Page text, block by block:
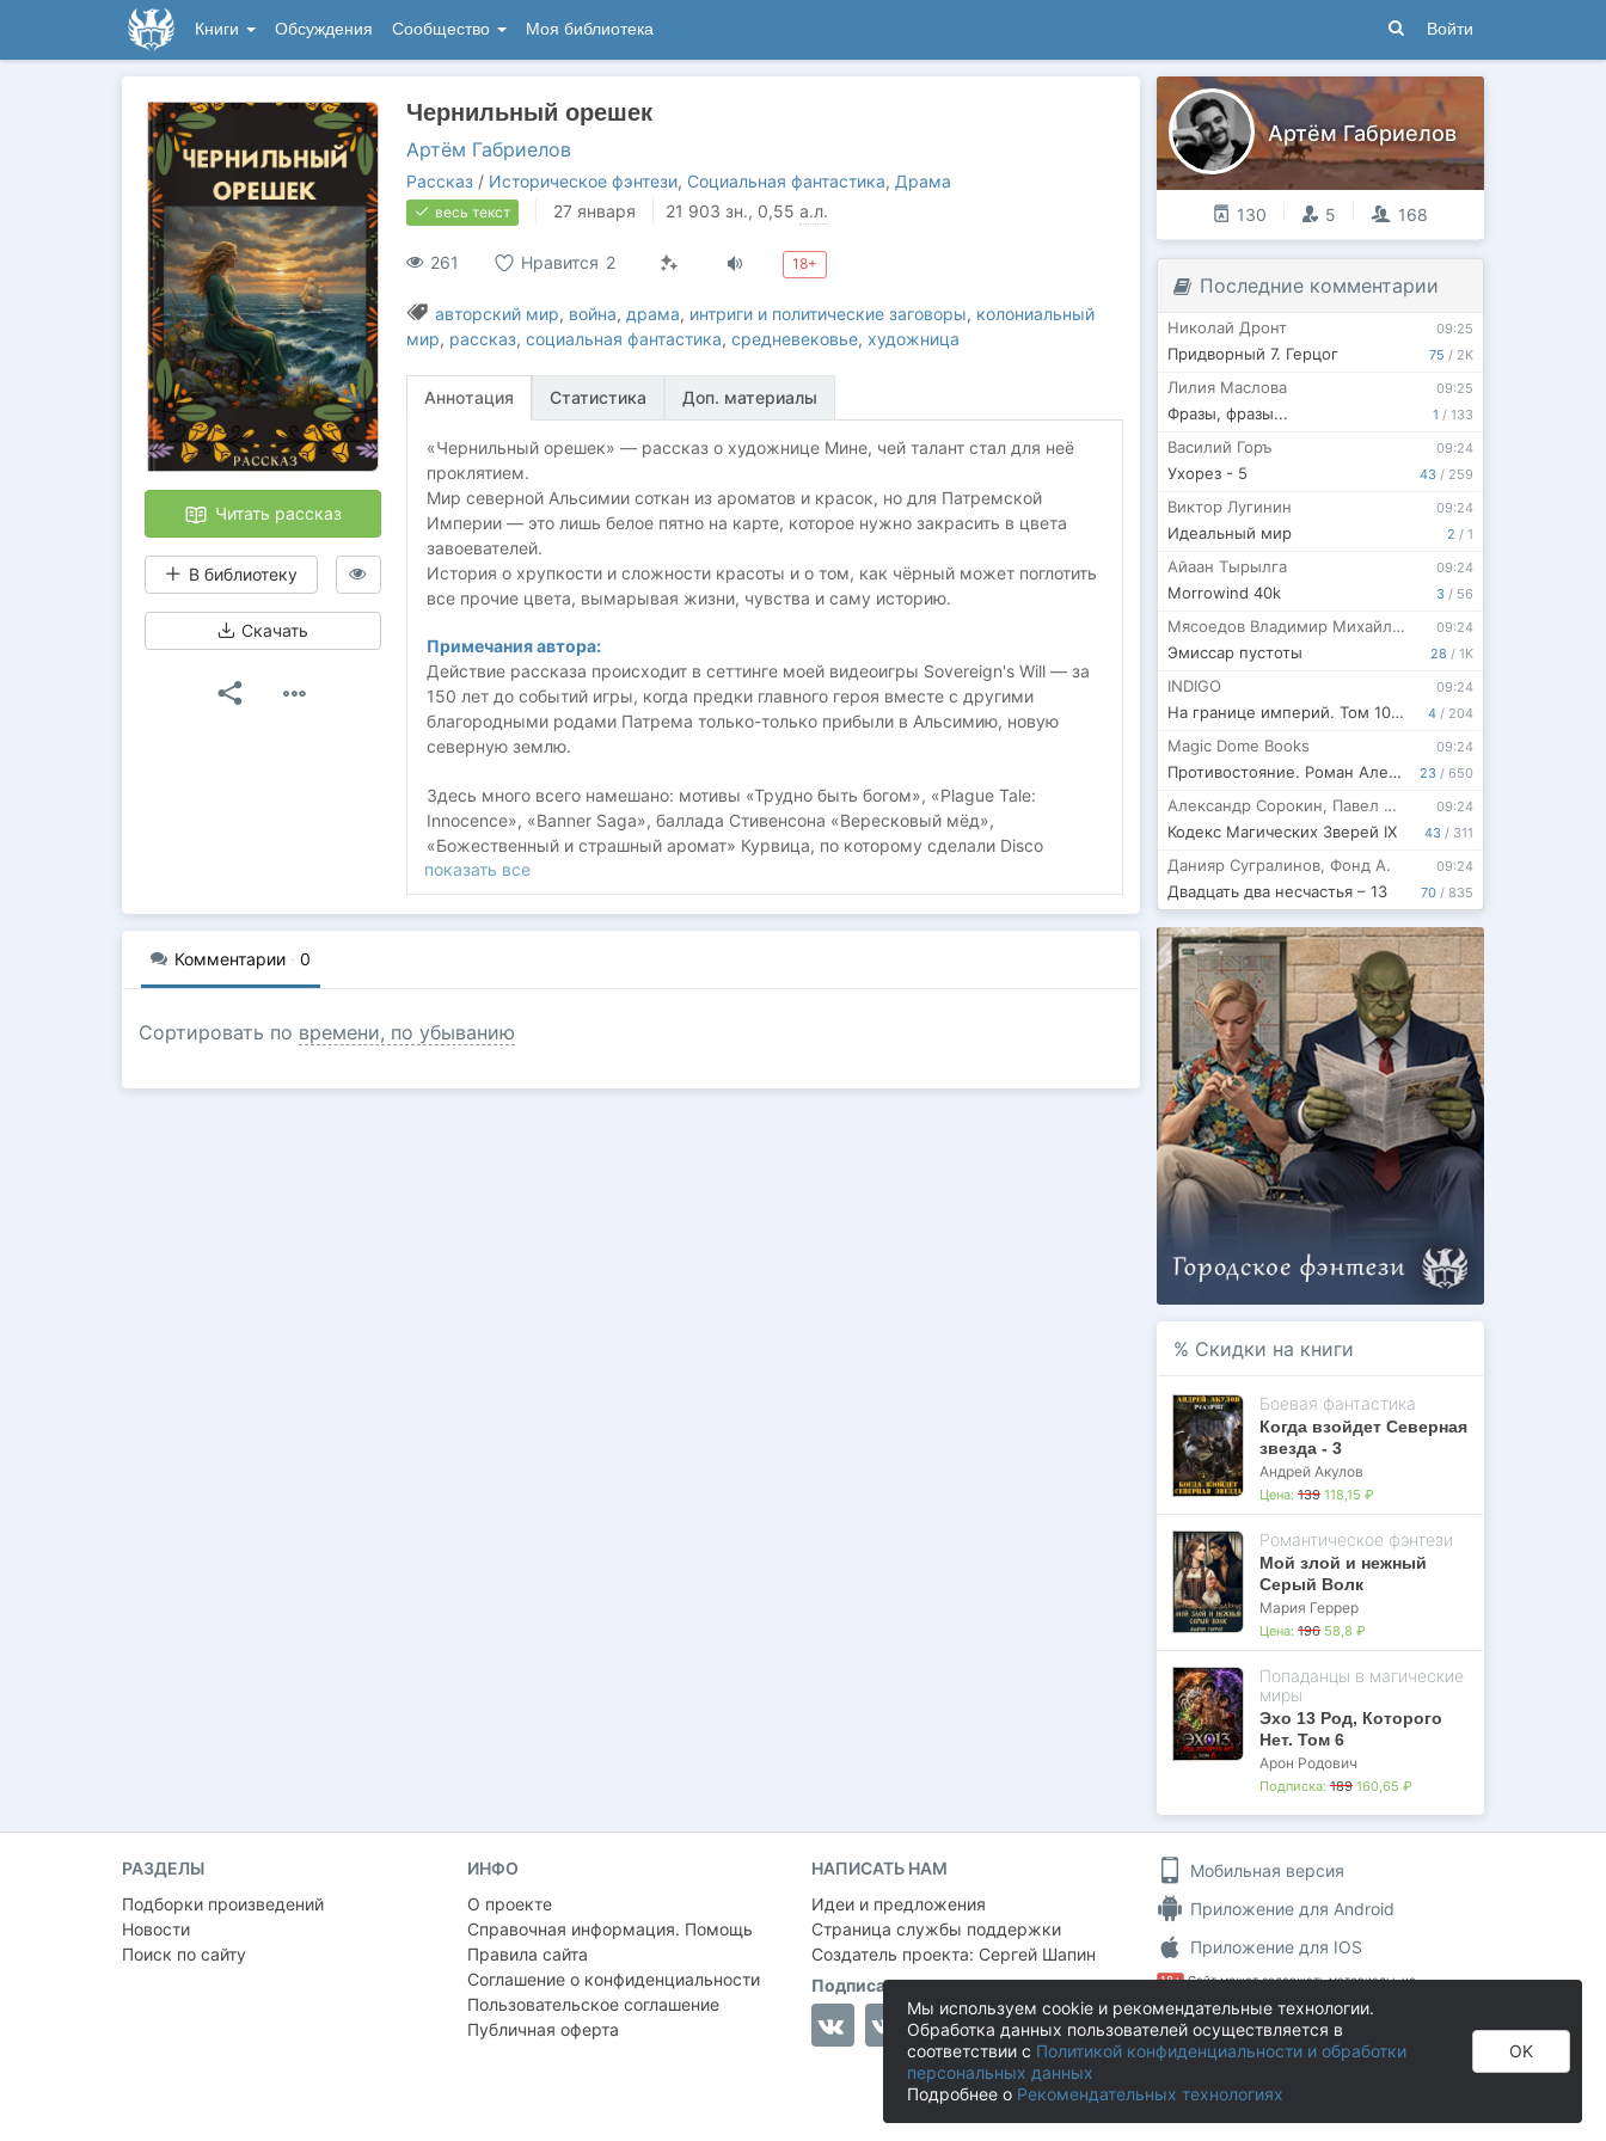
Книги Обсуждения Сообщество Моя библиотека Войти
Читать рассказ
В библиотеку
Скачать
Чернильный орешек
Артём Габриелов
Рассказ/ Историческое фэнтези, Социальная фантастика, Драма
весь текст 27 января 21 903 зн., 0,55 а.л.
261 Нравится 2 18+
авторский мир, война, драма, интриги и политические заговоры, колониальный
мир, рассказ, социальная фантастика, средневековье, художница
Аннотация Статистика Доп. материалы
«Чернильный орешек» — рассказ о художнице Мине, чей талант стал для неё
проклятием.
Мир северной Альсимии соткан из ароматов и красок, но для Патремской
Империи — это лишь белое пятно на карте, которое нужно закрасить в цвета
завоевателей.
История о хрупкости и сложности красоты и о том, как чёрный может поглотить
все прочие цвета, вымарывая жизни, чувства и саму историю.
Примечания автора:
Действие рассказа происходит в сеттинге моей видеоигры Sovereign's Will — за
150 лет до событий игры, когда предки главного героя вместе с другими
благородными родами Патрема только-только прибыли в Альсимию, новую
северную землю.
Здесь много всего намешано: мотивы «Трудно быть богом», «Plague Tale:
Innocence», «Banner Saga», баллада Стивенсона «Вересковый мёд»,
«Божественный и страшный аромат» Курвица, по которому сделали Disco
Elysium, и даже моё увлечение покрасом миниатюр — это вообще краеугольный
камень сюжета.
показать все
Комментарии · 0
Сортировать по времени, по убыванию
Артём Габриелов
130 5 168
Последние комментарии
75 / 2K
09:25
Николай Дронт
Придворный 7. Герцог
1 / 133
09:25
Лилия Маслова
Фразы, фразы...
43 / 259
09:24
Василий Горъ
Ухорез - 5
2 / 1
09:24
Виктор Лугинин
Идеальный мир
3 / 56
09:24
Айаан Тырылга
Morrowind 40k
28 / 1K
09:24
Мясоедов Владимир Михайлович
Эмиссар пустоты
4 / 204
09:24
INDIGO
На границе империй. Том 10. Часть 16.
23 / 650
09:24
Magic Dome Books
Противостояние. Роман Алексея Осадчука
43 / 311
09:24
Александр Сорокин, Павел Шимуро
Кодекс Магических Зверей IX
70 / 835
09:24
Данияр Сугралинов, Фонд А.
Двадцать два несчастья – 13
% Скидки на книги
Боевая фантастика
Когда взойдет Северная
звезда - 3
Андрей Акулов
Цена: 139 118,15 ₽
Романтическое фэнтези
Мой злой и нежный
Серый Волк
Мария Геррер
Цена: 196 58,8 ₽
Попаданцы в магические
миры
Эхо 13 Род, Которого
Нет. Том 6
Арон Родович
Подписка: 189 160,65 ₽
РАЗДЕЛЫ
Подборки произведений
Новости
Поиск по сайту
ИНФО
О проекте
Справочная информация. Помощь
Правила сайта
Соглашение о конфиденциальности
Пользовательское соглашение
Публичная оферта
НАПИСАТЬ НАМ
Идеи и предложения
Страница службы поддержки
Создатель проекта: Сергей Шапин
Подписаться на нас
Мобильная версия
Приложение для Android
Приложение для IOS
18+ Сайт может содержать материалы, не
достигшими 18 лет!
На информационном ресурсе применяются
рекомендательные технологии.
Author.Today © 2016 - 2026
Мы используем cookie и рекомендательные технологии.
Обработка данных пользователей осуществляется в
соответствии с Политикой конфиденциальности и обработки
персональных данных
Подробнее о Рекомендательных технологиях
OK